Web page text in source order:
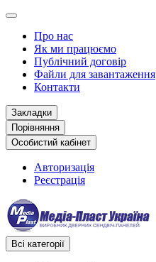
Про нас
Як ми працюємо
Публічний договір
Файли для завантаження
Контакти
Закладки
Порівняння
Особистий кабінет
Авторизація
Реєстрація
Всі категорії